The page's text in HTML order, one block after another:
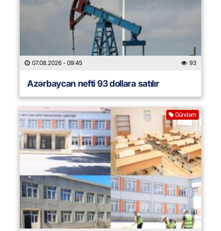
07.08.2026 - 09:45 93
Azərbaycan nefti 93 dollara satılır
Gündəm